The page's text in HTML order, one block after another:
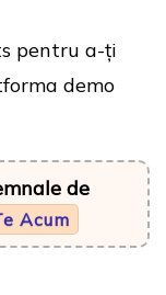
pentru a-ți
demo
de
Acum